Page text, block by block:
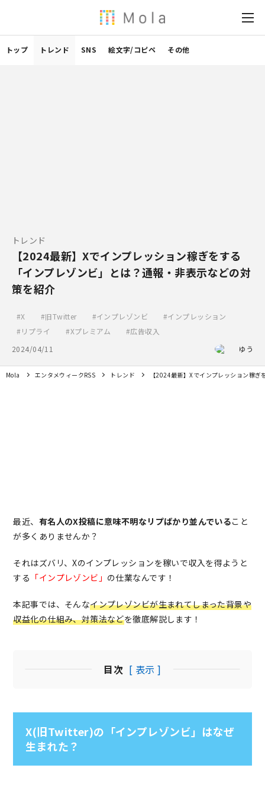
トップ トレンド SNS 絵文字/コピペ その他
トレンド
【2024最新】Xでインプレッション稼ぎをする
「インプレゾンビ」とは？通報・非表示などの対
策を紹介
X 旧Twitter インプレゾンビ
インプレッション
リプライ
Xプレミアム
広告収入
2024/04/11
ゆう
Mola エンタメウィークRSS トレンド 【2024最新】Xでインプレッション稼
最近、 有名人のX投稿に意味不明なリプばかり並んでいること
が多くありませんか？
それはズバリ、Xのインプレッションを稼いで収入を得ようと
する 「インプレゾンビ」 の仕業なんです！
本記事では、そんなインプレゾンビが生まれてしまった背景や
収益化の仕組み、対策法などを徹底解説します！
目次 [ 表示 ]
X(旧Twitter)の「インプレゾンビ」はなぜ
生まれた？